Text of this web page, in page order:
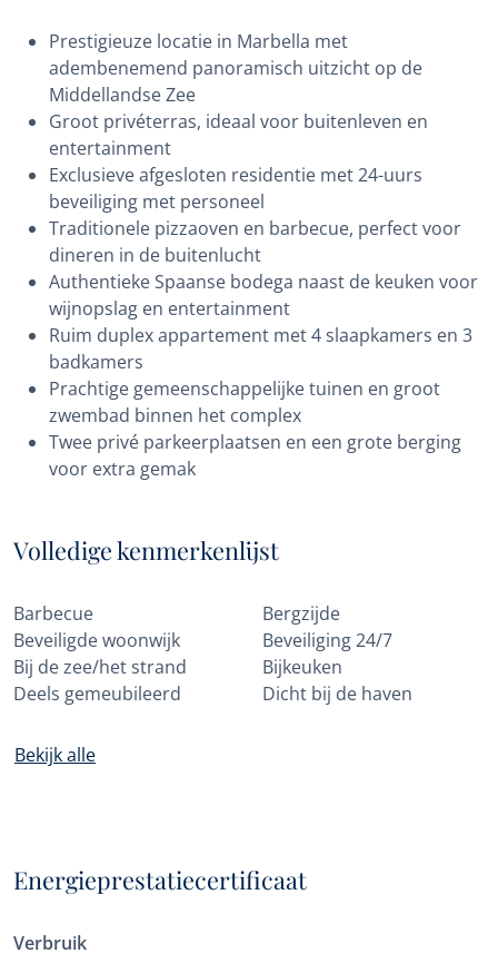
Prestigieuze locatie in Marbella met
adembenemend panoramisch uitzicht op de
Middellandse Zee
Groot privéterras, ideaal voor buitenleven en
entertainment
Exclusieve afgesloten residentie met 24-uurs
beveiliging met personeel
Traditionele pizzaoven en barbecue, perfect voor
dineren in de buitenlucht
Authentieke Spaanse bodega naast de keuken voor
wijnopslag en entertainment
Ruim duplex appartement met 4 slaapkamers en 3
badkamers
Prachtige gemeenschappelijke tuinen en groot
zwembad binnen het complex
Twee privé parkeerplaatsen en een grote berging
voor extra gemak
Volledige kenmerkenlijst
Barbecue
Bergzijde
Beveiligde woonwijk
Beveiliging 24/7
Bij de zee/het strand
Bijkeuken
Deels gemeubileerd
Dicht bij de haven
Bekijk alle
Energieprestatiecertificaat
Verbruik